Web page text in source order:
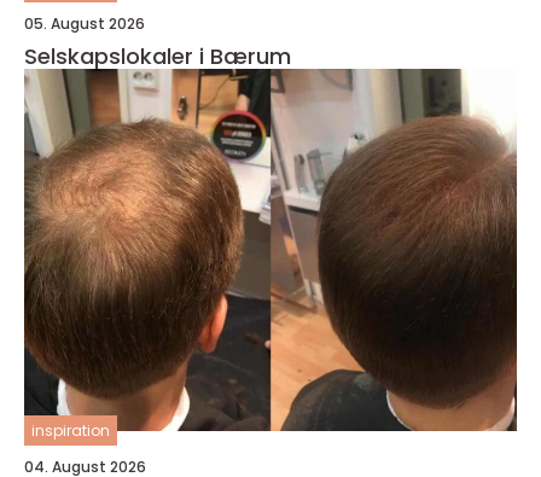
05. August 2026
Selskapslokaler i Bærum
inspiration
04. August 2026